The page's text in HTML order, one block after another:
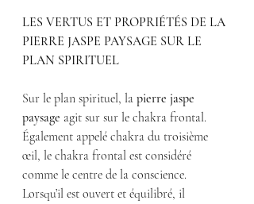
LES VERTUS ET PROPRIÉTÉS DE LA
PIERRE JASPE PAYSAGE SUR LE
PLAN SPIRITUEL
Sur le plan spirituel, la pierre jaspe
paysage agit sur sur le chakra frontal.
Également appelé chakra du troisième
œil, le chakra frontal est considéré
comme le centre de la conscience.
Lorsqu’il est ouvert et équilibré, il